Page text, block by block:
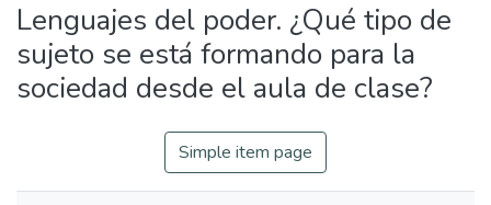
Lenguajes del poder. ¿Qué tipo de
sujeto se está formando para la
sociedad desde el aula de clase?
Simple item page